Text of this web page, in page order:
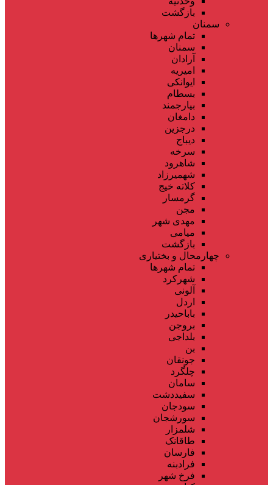
بازگشت
سمنان
تمام شهر‌ها
سمنان
آرادان
امیریه
ایوانکی
بسطام
بیارجمند
دامغان
درجزین
دیباج
سرخه
شاهرود
شهمیرزاد
کلاته خیج
گرمسار
مجن
مهدی شهر
میامی
بازگشت
چهارمحال و بختیاری
تمام شهر‌ها
شهرکرد
آلونی
اردل
باباحیدر
بروجن
بلداجی
بن
جونقان
چلگرد
سامان
سفیددشت
سودجان
سورشجان
شلمزار
طاقانک
فارسان
فرادبنه
فرخ شهر